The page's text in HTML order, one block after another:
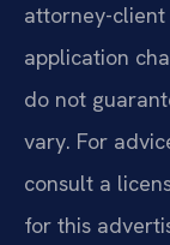
attorney-
application
do not
vary. For
consult a
for this